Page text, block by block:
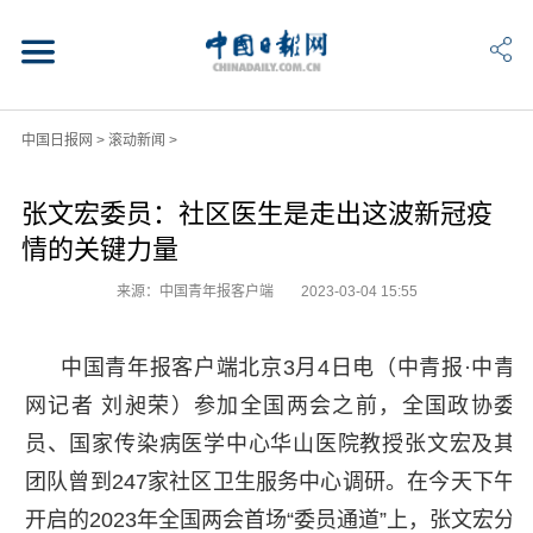
中国日报网 > 滚动新闻 >
张文宏委员：社区医生是走出这波新冠疫
情的关键力量
来源：中国青年报客户端 2023-03-04 15:55
中国青年报客户端北京3月4日电（中青报·中青
网记者 刘昶荣）参加全国两会之前，全国政协委
员、国家传染病医学中心华山医院教授张文宏及其
团队曾到247家社区卫生服务中心调研。在今天下午
开启的2023年全国两会首场“委员通道”上，张文宏分